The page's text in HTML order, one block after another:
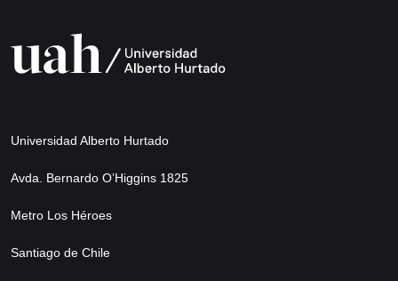
Universidad Alberto Hurtado
Avda. Bernardo O’Higgins 1825
Metro Los Héroes
Santiago de Chile